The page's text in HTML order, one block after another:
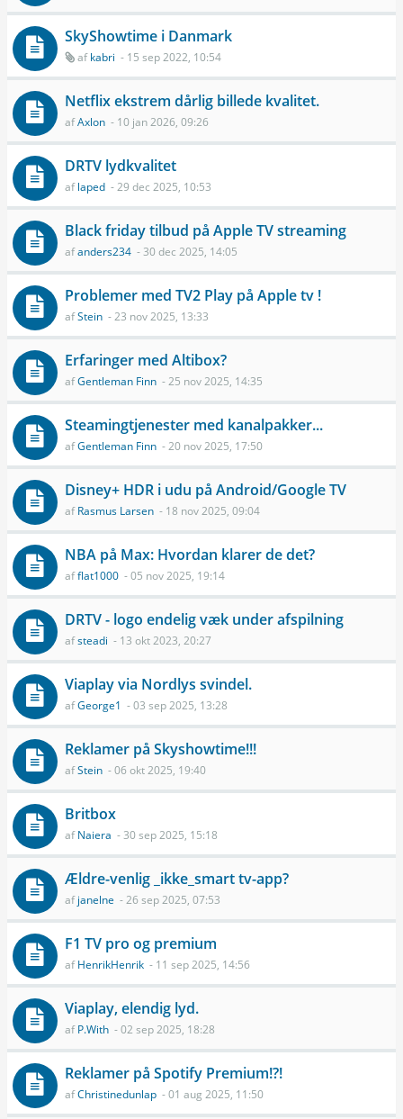
SkyShowtime i Danmark
afkabri - 15 sep 2022, 10:54
Netflix ekstrem dårlig billede kvalitet.
afAxlon - 10 jan 2026, 09:26
DRTV lydkvalitet
aflaped - 29 dec 2025, 10:53
Black friday tilbud på Apple TV streaming
afanders234 - 30 dec 2025, 14:05
Problemer med TV2 Play på Apple tv !
afStein - 23 nov 2025, 13:33
Erfaringer med Altibox?
afGentleman Finn - 25 nov 2025, 14:35
Steamingtjenester med kanalpakker...
afGentleman Finn - 20 nov 2025, 17:50
Disney+ HDR i udu på Android/Google TV
afRasmus Larsen - 18 nov 2025, 09:04
NBA på Max: Hvordan klarer de det?
afflat1000 - 05 nov 2025, 19:14
DRTV - logo endelig væk under afspilning
afsteadi - 13 okt 2023, 20:27
Viaplay via Nordlys svindel.
afGeorge1 - 03 sep 2025, 13:28
Reklamer på Skyshowtime!!!
afStein - 06 okt 2025, 19:40
Britbox
afNaiera - 30 sep 2025, 15:18
Ældre-venlig _ikke_smart tv-app?
afjanelne - 26 sep 2025, 07:53
F1 TV pro og premium
afHenrikHenrik - 11 sep 2025, 14:56
Viaplay, elendig lyd.
afP.With - 02 sep 2025, 18:28
Reklamer på Spotify Premium!?!
afChristinedunlap - 01 aug 2025, 11:50